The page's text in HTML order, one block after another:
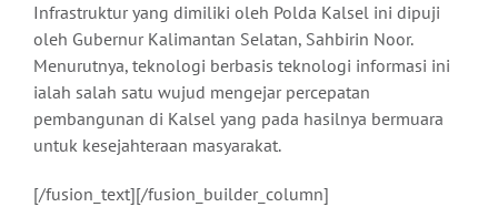
Infrastruktur yang dimiliki oleh Polda Kalsel ini dipuji
oleh Gubernur Kalimantan Selatan, Sahbirin Noor.
Menurutnya, teknologi berbasis teknologi informasi ini
ialah salah satu wujud mengejar percepatan
pembangunan di Kalsel yang pada hasilnya bermuara
untuk kesejahteraan masyarakat.
[/fusion_text][/fusion_builder_column]